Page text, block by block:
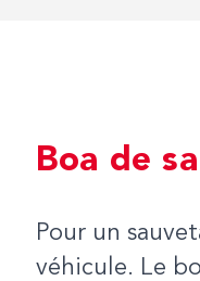
Boa de
Pour un
véhicule. Le